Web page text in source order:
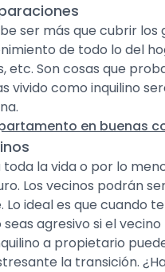
ser más que cubrir
de todo lo del
etc. Son cosas que
vivido como inquilino
en buenas
la vida o por lo
Los vecinos podrán
ideal es que cuando
agresivo si el
a propietario
la transición.